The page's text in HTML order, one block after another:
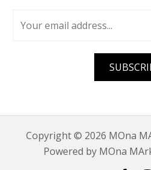
Copyright © 2026 MOna
Powered by MOna